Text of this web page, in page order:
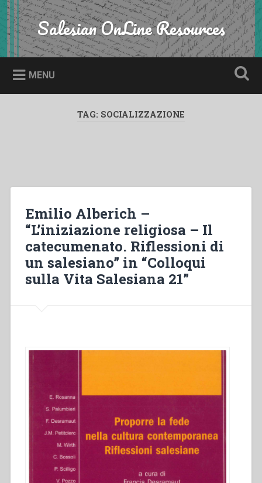
Skip
to
content
Search Salesian OnLine Resources
MENU
TAG: SOCIALIZZAZIONE
Emilio Alberich –
“L’iniziazione religiosa – Il
catecumenato. Riflessioni di
un salesiano” in “Colloqui
sulla Vita Salesiana 21”